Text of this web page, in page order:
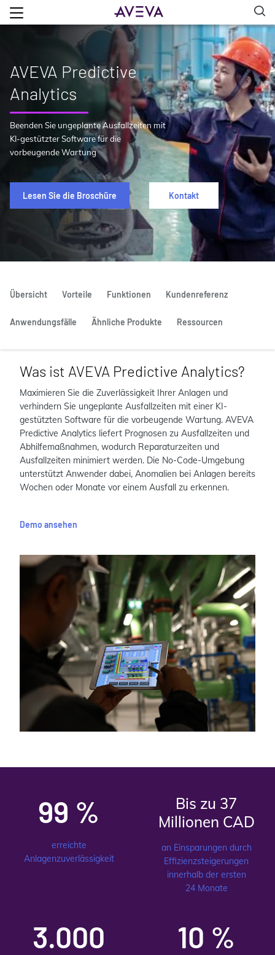
AVEVA Predictive
Analytics
Beenden Sie ungeplante Ausfallzeiten mit
KI-gestützter Software für die
vorbeugende Wartung
Lesen Sie die Broschüre Kontakt
Übersicht Vorteile Funktionen Kundenreferenz
Anwendungsfälle Ähnliche Produkte Ressourcen
Was ist AVEVA Predictive Analytics?
Maximieren Sie die Zuverlässigkeit Ihrer Anlagen und
verhindern Sie ungeplante Ausfallzeiten mit einer KI-
gestützten Software für die vorbeugende Wartung. AVEVA
Predictive Analytics liefert Prognosen zu Ausfallzeiten und
Abhilfemaßnahmen, wodurch Reparaturzeiten und
Ausfallzeiten minimiert werden. Die No-Code-Umgebung
unterstützt Anwender dabei, Anomalien bei Anlagen bereits
Wochen oder Monate vor einem Ausfall zu erkennen.
Demo ansehen
99 %
erreichte
Anlagenzuverlässigkeit
Bis zu 37
Millionen CAD
an Einsparungen durch
Effizienzsteigerungen
innerhalb der ersten
24 Monate
3.000 10 %